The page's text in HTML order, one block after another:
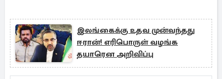
இலங்கைக்கு உதவ முன்வந்தது
ஈரான்! எரிபொருள் வழங்க
தயாரென அறிவிப்பு